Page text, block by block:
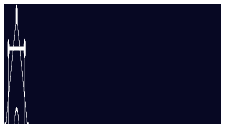
Перейти
содержимому